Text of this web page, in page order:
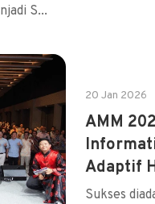
S...
20 Jan 2026
AMM
Adaptif
Sukses